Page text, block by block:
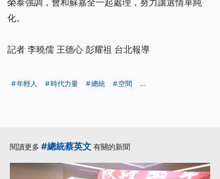
榮泰強調，會和蘇嘉全一起處理，努力讓選情單純
化。
記者 李曉儒 王德心 彭耀祖 台北報導
年輕人 時代力量 總統 空間 ...
閱讀更多 #總統蔡英文 有關的新聞